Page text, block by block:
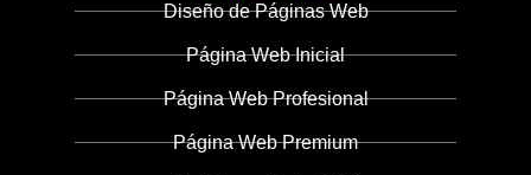
Diseño de Páginas Web
Página Web Inicial
Página Web Profesional
Página Web Premium